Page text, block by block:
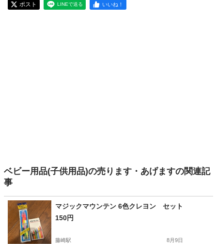
ポスト LINEで送る いいね！
ベビー用品(子供用品)の売ります・あげますの関連記
事
マジックマウンテン 6色クレヨン セット
150円
藤崎駅 8月9日